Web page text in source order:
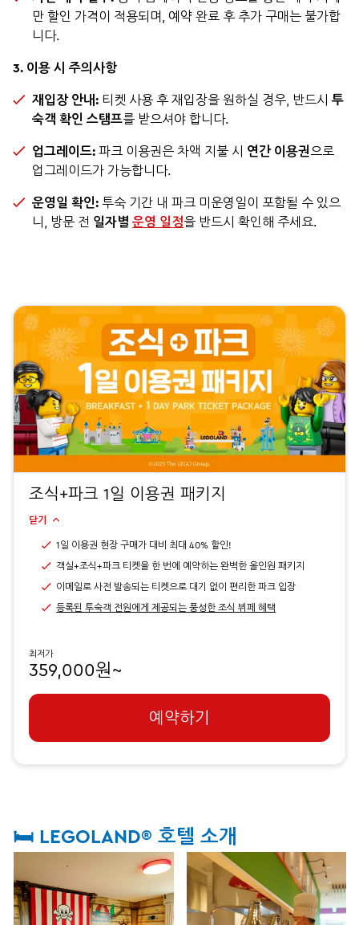
만 할인 가격이 적용되며, 예약 완료 후 추가 구매는 불가합
니다.
3. 이용 시 주의사항
재입장 안내: 티켓 사용 후 재입장을 원하실 경우, 반드시 투
숙객 확인 스탬프를 받으셔야 합니다.
업그레이드: 파크 이용권은 차액 지불 시 연간 이용권으로
업그레이드가 가능합니다.
운영일 확인: 투숙 기간 내 파크 미운영일이 포함될 수 있으
니, 방문 전 일자별 운영 일정을 반드시 확인해 주세요.
조식+파크 1일 이용권 패키지
닫기
1일 이용권 현장 구매가 대비 최대 40% 할인!
객실+조식+파크 티켓을 한 번에 예약하는 완벽한 올인원 패키지
이메일로 사전 발송되는 티켓으로 대기 없이 편리한 파크 입장
등록된 투숙객 전원에게 제공되는 풍성한 조식 뷔페 혜택
최저가
359,000원~
예약하기
🛏️ LEGOLAND® 호텔 소개